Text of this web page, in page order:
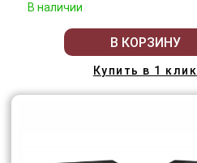
В наличии
В КОРЗИНУ
Купить в 1 клик